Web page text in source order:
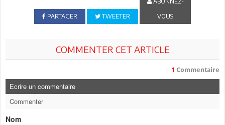
PARTAGER TWEETER
VOUS
COMMENTER CET ARTICLE
1 Commentaire
Ecrire un commentaire
Commenter
Nom